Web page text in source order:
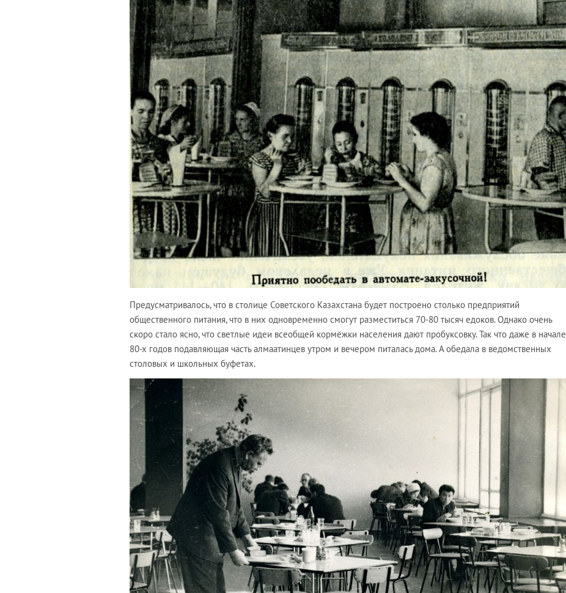
Предусматривалось, что в столице Советского Казахстана будет построено столько предприятий
общественного питания, что в них одновременно смогут разместиться 70-80 тысяч едоков. Однако очень
скоро стало ясно, что светлые идеи всеобщей кормёжки населения дают пробуксовку. Так что даже в начале
80-х годов подавляющая часть алмаатинцев утром и вечером питалась дома. А обедала в ведомственных
столовых и школьных буфетах.